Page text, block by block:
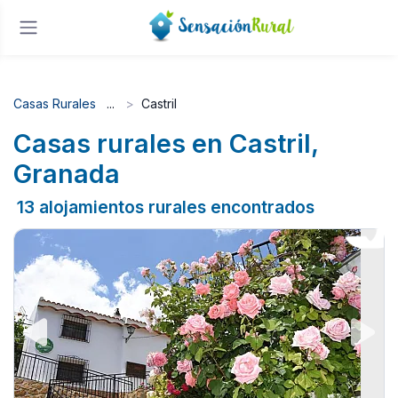
Casas Rurales Castril
Casas rurales en Castril,
Granada
13 alojamientos rurales encontrados